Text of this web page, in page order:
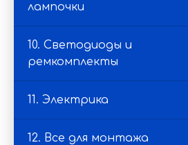
лампочки
10. Светодиоды и
ремкомплекты
11. Электрика
12. Все для монтажа